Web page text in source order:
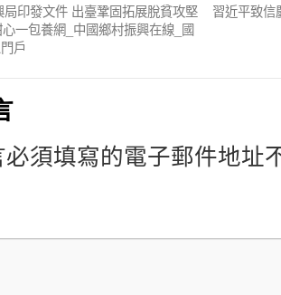
局印發文件 出臺鞏固拓展脫貧攻堅
一包養網_中國鄉村振興在線_國
戶
習近平致信
須填寫的電子郵件地址